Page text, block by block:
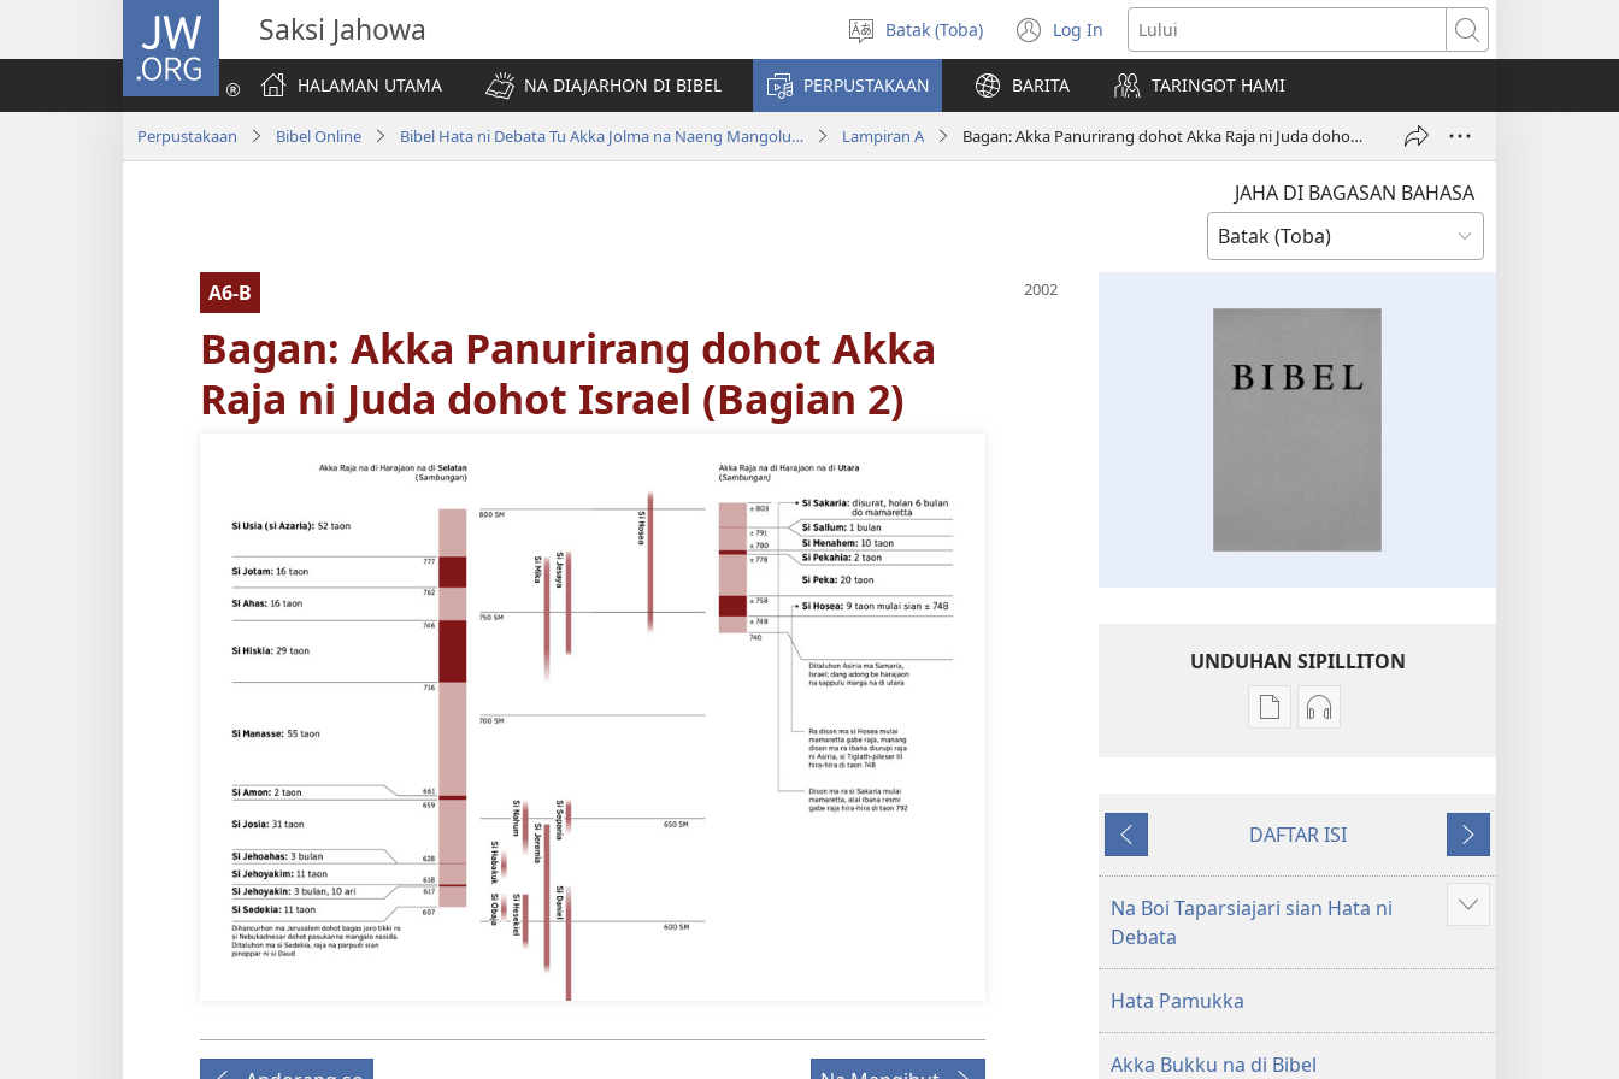
JW.ORG Saksi Jahowa
Pillit
Hata
Batak (Toba) Log In
(opens
new
window)
Lului
HALAMAN UTAMA
NA DIAJARHON DI BIBEL PERPUSTAKAAN BARITA TARINGOT HAMI
Perpustakaan Bibel Online Bibel Hata ni Debata Tu Akka Jolma na Naeng Mangolu di Tano na Imbaru Lampiran A Bagan: Akka Panurirang dohot Akka Raja ni Juda dohot Israel (Bagian 2)
JAHA DI BAGASAN BAHASA
A6-B
Bagan: Akka Panurirang dohot Akka
Raja ni Juda dohot Israel (Bagian 2)
UNDUHAN SIPILLITON
Sipilliton
Hata
Debata
tu
Naeng
Mangolu
Sipiliton
Hata
Debata
tu
Naeng
Andorang
so
DAFTAR ISI
Na
Mangihut
Na Boi Taparsiajari sian Hata ni
Debata
Patudu
umgodang
Hata Pamukka
Akka Bukku na di Bibel